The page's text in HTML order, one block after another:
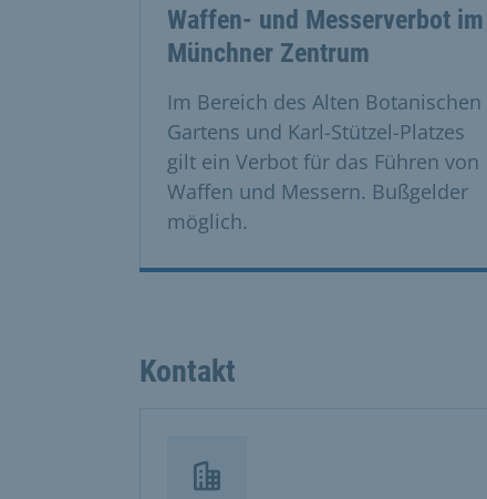
Waffen- und Messerverbot im
Münchner Zentrum
Im Bereich des Alten Botanischen
Gartens und Karl-Stützel-Platzes
gilt ein Verbot für das Führen von
Waffen und Messern. Bußgelder
möglich.
Kontakt